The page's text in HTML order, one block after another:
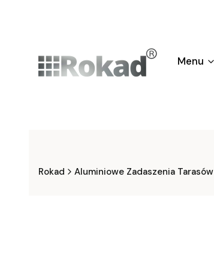
Menu
Rokad Aluminiowe Zadaszenia Tarasów